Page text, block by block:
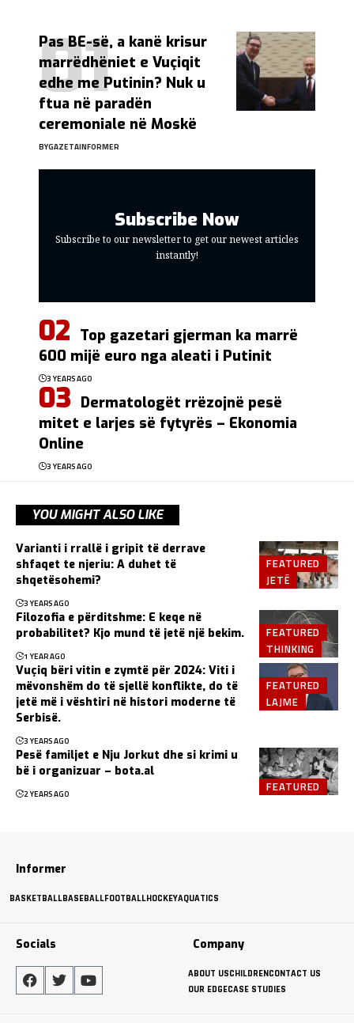
Pas BE-së, a kanë krisur
marrëdhëniet e Vuçiqit
edhe me Putinin? Nuk u
ftua në paradën
ceremoniale në Moskë
BYGAZETAINFORMER
Subscribe Now
Subscribe to our newsletter to get our newest articles
instantly!
Top gazetari gjerman ka marrë
600 mijë euro nga aleati i Putinit
3 YEARS AGO
Dermatologët rrëzojnë pesë
mitet e larjes së fytyrës – Ekonomia
Online
3 YEARS AGO
YOU MIGHT ALSO LIKE
FEATURED
JETË
Varianti i rrallë i gripit të derrave
shfaqet te njeriu: A duhet të
shqetësohemi?
3 YEARS AGO
FEATURED
THINKING
Filozofia e përditshme: E keqe në
probabilitet? Kjo mund të jetë një bekim.
1 YEAR AGO
FEATURED
LAJME
Vuçiq bëri vitin e zymtë për 2024: Viti i
mëvonshëm do të sjellë konflikte, do të
jetë më i vështiri në histori moderne të
Serbisë.
3 YEARS AGO
FEATURED
Pesë familjet e Nju Jorkut dhe si krimi u
bë i organizuar – bota.al
2 YEARS AGO
Informer
BASKETBALLBASEBALLFOOTBALLHOCKEYAQUATICS
Socials Company
ABOUT USCHILDRENCONTACT US
OUR EDGECASE STUDIES